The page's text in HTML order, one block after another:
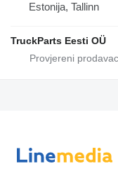
Estonija, Tallinn
TruckParts Eesti OÜ